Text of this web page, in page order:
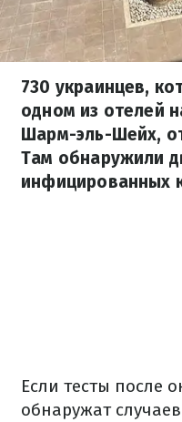
730 украинцев,
одном из отелей
Шарм-эль-Шейх,
Там обнаружили
инфицированных
Если тесты после
обнаружат